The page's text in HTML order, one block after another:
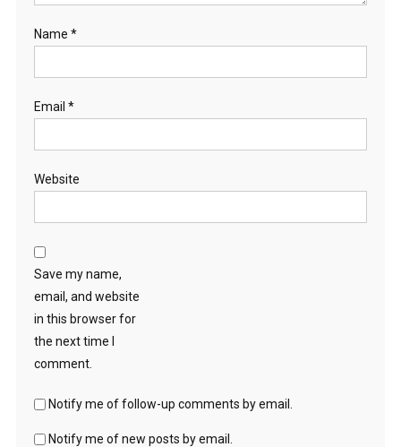
Name *
Email *
Website
Save my name,
email, and website
in this browser for
the next time I
comment.
Notify me of follow-up comments by email.
Notify me of new posts by email.